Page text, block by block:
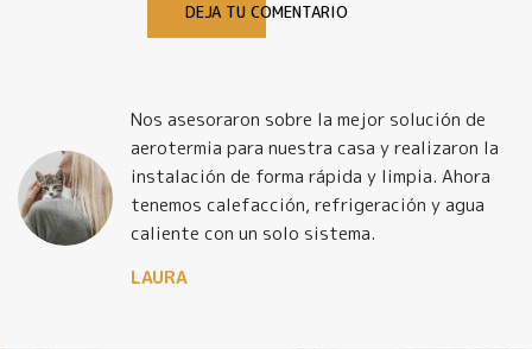
DEJA TU COMENTARIO
Nos asesoraron sobre la mejor solución de
aerotermia para nuestra casa y realizaron la
instalación de forma rápida y limpia. Ahora
tenemos calefacción, refrigeración y agua
caliente con un solo sistema.
LAURA